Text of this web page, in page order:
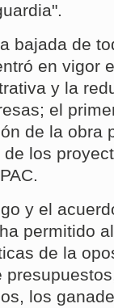
bajada de
en vigor
y la
el
de la obra
los
y el
permitido
de la
los